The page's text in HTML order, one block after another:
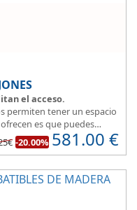
el acceso.
permiten tener un espacio
es que puedes
en los cajones
estarán protegidas.
-20.00% 581.00 €